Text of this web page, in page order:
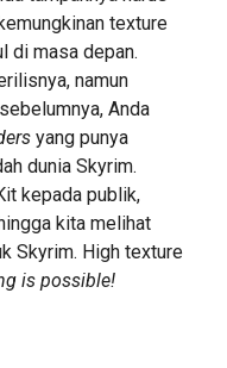
texture
di masa depan.
namun
Anda
yang punya
dunia Skyrim.
kepada publik,
kita melihat
Skyrim. High texture
is possible!